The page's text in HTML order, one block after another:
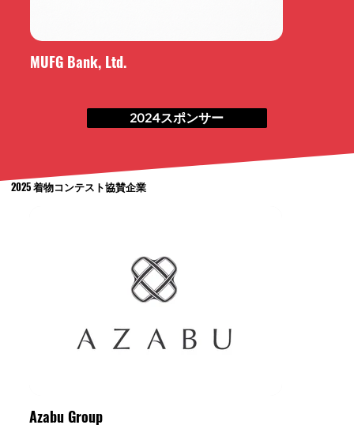
MUFG Bank, Ltd.
2024スポンサー
2025 ​着物コンテスト協賛企業
Azabu Group